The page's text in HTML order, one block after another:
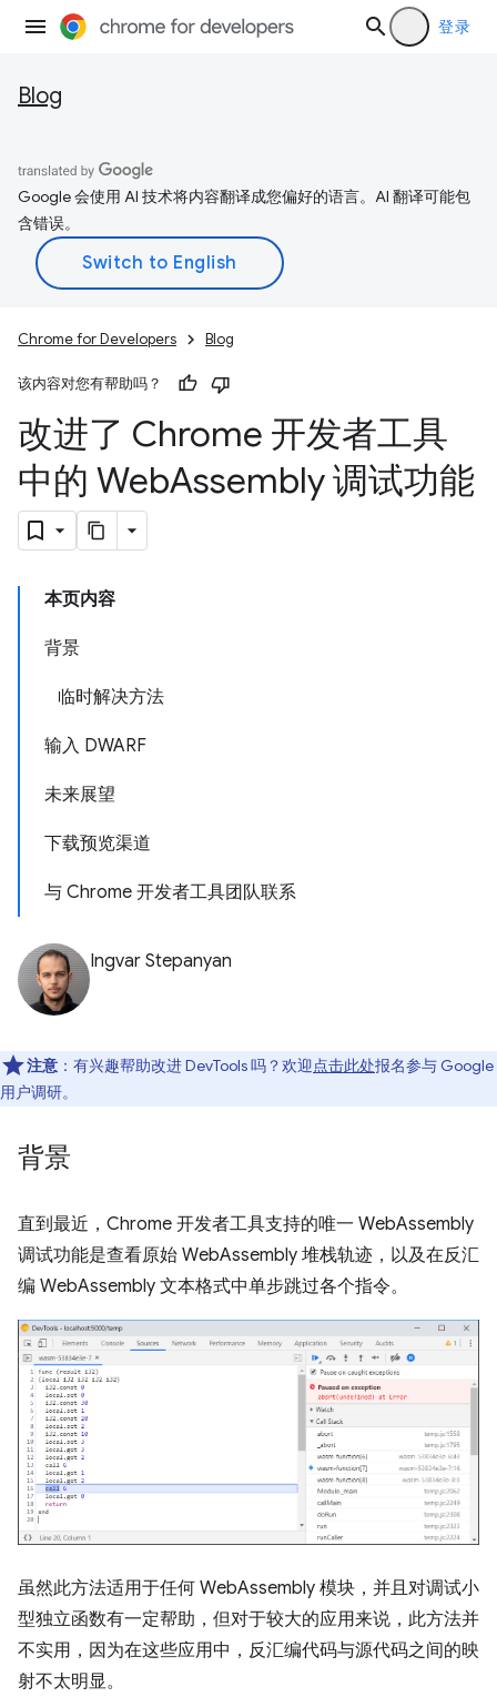
登录
Blog
Google 会使用 AI 技术将内容翻译成您偏好的语言。AI 翻译可能包
含错误。
Chrome for Developers Blog
该内容对您有帮助吗？
改进了 Chrome 开发者工具
中的 WebAssembly 调试功能
本页内容
背景
临时解决方法
输入 DWARF
未来展望
下载预览渠道
与 Chrome 开发者工具团队联系
Ingvar Stepanyan
注意 ：有兴趣帮助改进 DevTools 吗？欢迎点击此处报名参与 Google
用户调研。
背景
直到最近，Chrome 开发者工具支持的唯一 WebAssembly
调试功能是查看原始 WebAssembly 堆栈轨迹，以及在反汇
编 WebAssembly 文本格式中单步跳过各个指令。
虽然此方法适用于任何 WebAssembly 模块，并且对调试小
型独立函数有一定帮助，但对于较大的应用来说，此方法并
不实用，因为在这些应用中，反汇编代码与源代码之间的映
射不太明显。